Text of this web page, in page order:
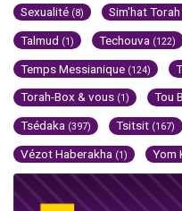
Sexualité (8) Sim'hat Torah
Talmud (1) Techouva (122)
Temps Messianique (124)
Torah-Box & vous (1) Tou
Tsédaka (397) Tsitsit (167)
Vézot Haberakha (1) Yom